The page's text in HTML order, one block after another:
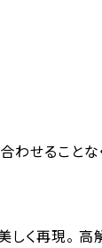
せることな
く再現。 高